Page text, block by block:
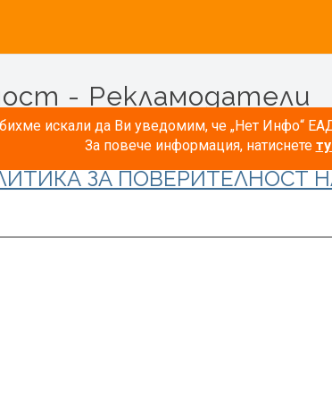
искали да Ви уведомим, че „Нет Инфо“
За повече информация, натиснете
- Рекламодатели
ЗА ПОВЕРИТЕЛНОСТ НА